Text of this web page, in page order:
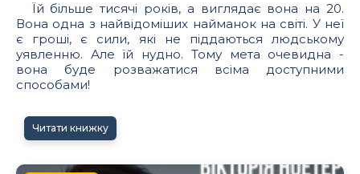
Їй більше тисячі років, а виглядає вона на 20.
Вона одна з найвідоміших найманок на світі. У неї
є гроші, є сили, які не піддаються людському
уявленню. Але їй нудно. Тому мета очевидна -
вона буде розважатися всіма доступними
способами!
Читати книжку